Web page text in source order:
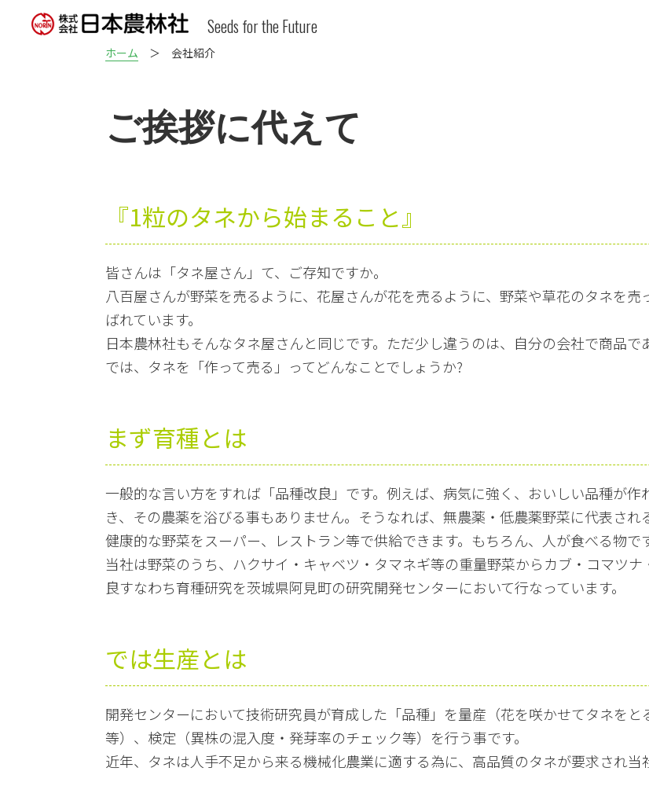
Seeds for the Future
ホーム ＞ 会社紹介
ご挨拶に代えて
『1粒のタネから始まること』
皆さんは「タネ屋さん」て、ご存知ですか。
八百屋さんが野菜を売るように、花屋さんが花を売るように、野菜や草花のタネを
ばれています。
日本農林社もそんなタネ屋さんと同じです。ただ少し違うのは、自分の会社で商品で
では、タネを「作って売る」ってどんなことでしょうか?
まず育種とは
一般的な言い方をすれば「品種改良」です。例えば、病気に強く、おいしい品種が
き、その農薬を浴びる事もありません。そうなれば、無農薬・低農薬野菜に代表さ
健康的な野菜をスーパー、レストラン等で供給できます。もちろん、人が食べる物で
当社は野菜のうち、ハクサイ・キャベツ・タマネギ等の重量野菜からカブ・コマツ
良すなわち育種研究を茨城県阿見町の研究開発センターにおいて行なっています。
では生産とは
開発センターにおいて技術研究員が育成した「品種」を量産（花を咲かせてタネを
等）、検定（異株の混入度・発芽率のチェック等）を行う事です。
近年、タネは人手不足から来る機械化農業に適する為に、高品質のタネが要求され当